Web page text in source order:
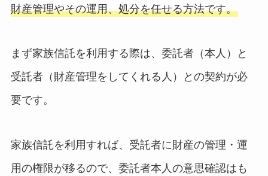
財産管理やその運用、処分を任せる方法です。
まず家族信託を利用する際は、委託者（本人）と
受託者（財産管理をしてくれる人）との契約が必
要です。
家族信託を利用すれば、受託者に財産の管理・運
用の権限が移るので、委託者本人の意思確認はも